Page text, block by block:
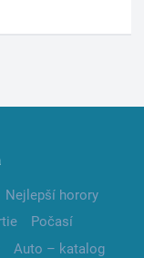
Nejlepší horory
Počasí
Auto – katalog